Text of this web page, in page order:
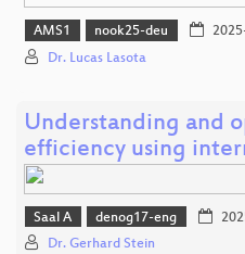
AMS1 nook25-deu
Dr. Lucas Lasota
Understanding and
efficiency using
Saal A denog17-eng
Dr. Gerhard Stein